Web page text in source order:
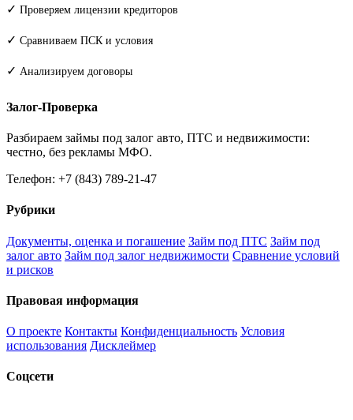
✓ Проверяем лицензии кредиторов
✓ Сравниваем ПСК и условия
✓ Анализируем договоры
Залог-Проверка
Разбираем займы под залог авто, ПТС и недвижимости:
честно, без рекламы МФО.
Телефон: +7 (843) 789-21-47
Рубрики
Документы, оценка и погашение Займ под ПТС Займ под
залог авто Займ под залог недвижимости Сравнение условий
и рисков
Правовая информация
О проекте Контакты Конфиденциальность Условия
использования Дисклеймер
Соцсети